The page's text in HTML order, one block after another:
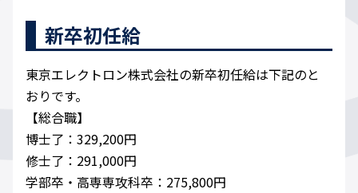
新卒初任給
東京エレクトロン株式会社の新卒初任給は下記のと
おりです。
【総合職】
博士了：329,200円
修士了：291,000円
学部卒・高専専攻科卒：275,800円